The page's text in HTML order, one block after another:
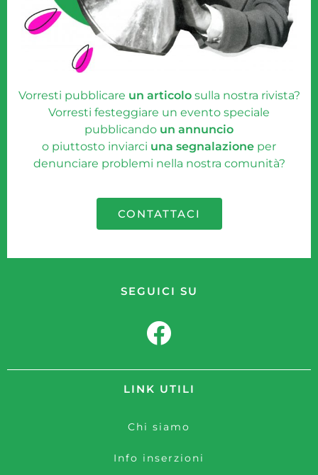
Vorresti pubblicare un articolosulla nostra rivista?
Vorresti festeggiare un evento speciale
pubblicando un annuncio
o piuttosto inviarci una segnalazione per
denunciare problemi nella nostra comunità?
CONTATTACI
LINK UTILI
Chi siamo
Info inserzioni
SEGUICI SU